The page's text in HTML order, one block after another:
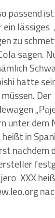
passend
ein lässiges
zu
sagen.
hatte
Der
unter dem
in
nachdem
XXX